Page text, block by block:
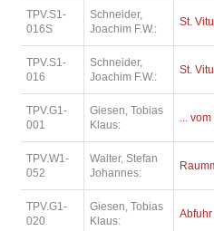
TPV.S1-
016S
Schneider,
Joachim F.W.:
St.
TPV.S1-
016
Schneider,
Joachim F.W.:
St.
TPV.G1-
001
Giesen, Tobias
Klaus:
...
TPV.W1-
052
Walter, Stefan
Johannes:
TPV.G1-
020
Giesen, Tobias
Klaus:
Abfuhr